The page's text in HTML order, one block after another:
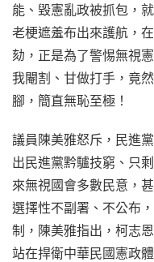
能、毀憲亂政被抓包，
老梗遮羞布出來護航，
劾，正是為了警惕無視
我閹割、甘做打手，竟
腳，簡直無恥至極！
議員陳美雅怒斥，民進
出民進黨黔驢技窮、只
來無視國會多數民意，
選擇性不副署、不公布
制，陳美雅指出，柯志
站在捍衛中華民國憲政